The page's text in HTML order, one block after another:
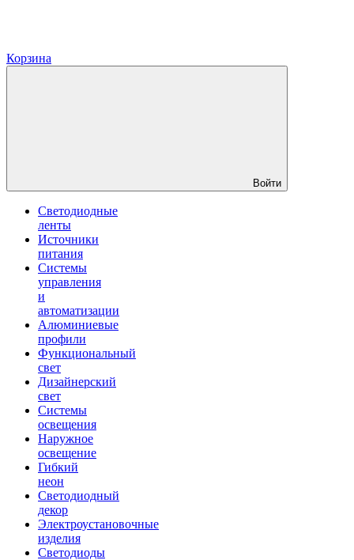
Корзина
Войти
Светодиодные
ленты
Источники
питания
Системы
управления
и
автоматизации
Алюминиевые
профили
Функциональный
свет
Дизайнерский
свет
Системы
освещения
Наружное
освещение
Гибкий
неон
Светодиодный
декор
Электроустановочные
изделия
Светодиоды